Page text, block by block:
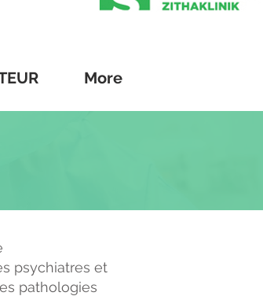
More
psychiatres et
pathologies